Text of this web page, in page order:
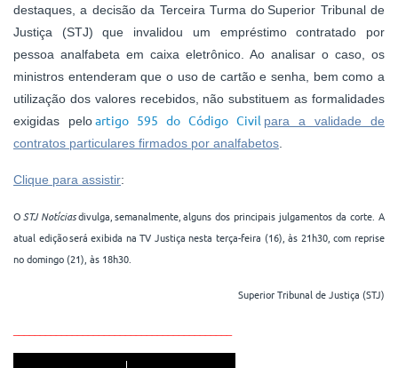
destaques, a decisão da Terceira Turma do Superior Tribunal de
Justiça (STJ) que invalidou um empréstimo contratado por
pessoa analfabeta em caixa eletrônico. Ao analisar o caso, os
ministros entenderam que o uso de cartão e senha, bem como a
utilização dos valores recebidos, não substituem as formalidades
exigidas peloartigo 595 do Código Civil para a validade de
contratos particulares firmados por analfabetos
Clique para assistir:
OSTJ Notíciasdivulga, semanalmente, alguns dos principais julgamentos da corte. A
atual edição será exibida na TV Justiça nesta terça-feira (16), às 21h30, com reprise
no domingo (21), às 18h30.
Superior Tribunal de Justiça (STJ)